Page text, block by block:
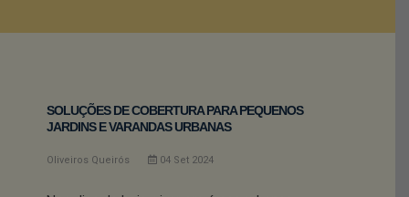
SOLUÇÕES DE COBERTURA PARA PEQUENOS
JARDINS E VARANDAS URBANAS
Oliveiros Queirós 04 Set 2024